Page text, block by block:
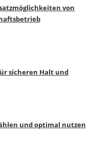
von
sicheren Halt und
und optimal nutzen